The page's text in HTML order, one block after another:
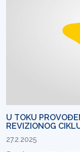
U TOKU
REVIZIONOG
27.2.2025